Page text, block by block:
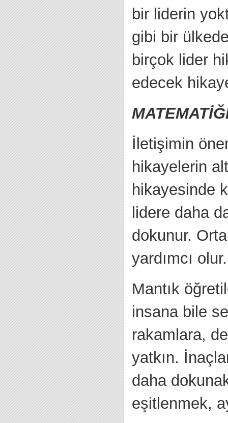
bir liderin
gibi bir
birçok lider
edecek
İletişimin
hikayelerin
hikayesinde
lidere daha
dokunur.
yardımcı olur.
Mantık
insana bile
rakamlara,
yatkın.
daha
eşitlenmek,